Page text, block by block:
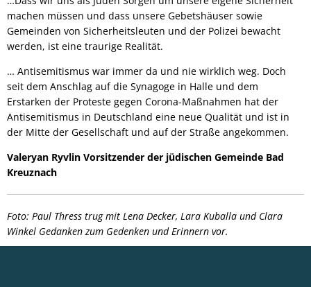
machen müssen und dass unsere Gebetshäuser sowie
Gemeinden von Sicherheitsleuten und der Polizei bewacht
werden, ist eine traurige Realität.
… Antisemitismus war immer da und nie wirklich weg. Doch
seit dem Anschlag auf die Synagoge in Halle und dem
Erstarken der Proteste gegen Corona-Maßnahmen hat der
Antisemitismus in Deutschland eine neue Qualität und ist in
der Mitte der Gesellschaft und auf der Straße angekommen.
Valeryan Ryvlin Vorsitzender der jüdischen Gemeinde Bad
Kreuznach
Foto: Paul Thress trug mit Lena Decker, Lara Kuballa und Clara
Winkel Gedanken zum Gedenken und Erinnern vor.